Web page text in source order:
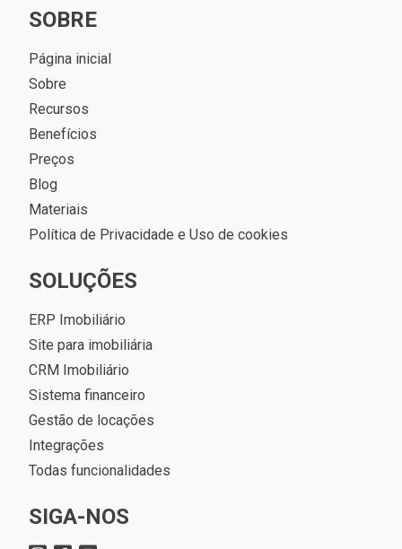
SOBRE
Página inicial
Sobre
Recursos
Benefícios
Preços
Blog
Materiais
Política de Privacidade e Uso de cookies
SOLUÇÕES
ERP Imobiliário
Site para imobiliária
CRM Imobiliário
Sistema financeiro
Gestão de locações
Integrações
Todas funcionalidades
SIGA-NOS